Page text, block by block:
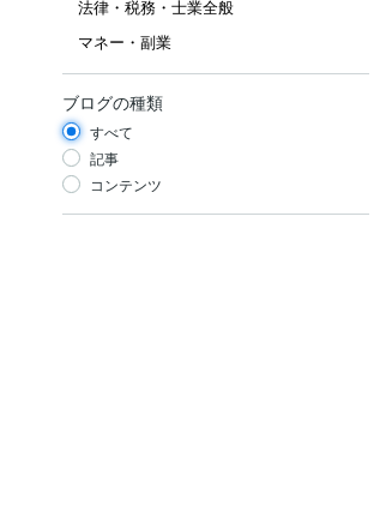
法律・税務・士業全般
マネー・副業
ブログの種類
すべて
記事
コンテンツ